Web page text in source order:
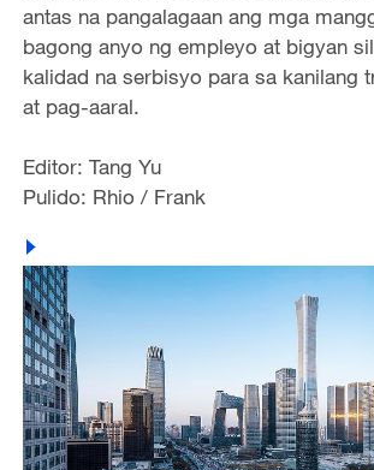
antas na pangalagaan ang mga
bagong anyo ng empleyo at bigyan
kalidad na serbisyo para sa kanilang
at pag-aaral.
Editor: Tang Yu
Pulido: Rhio / Frank